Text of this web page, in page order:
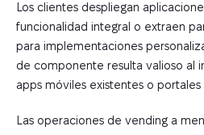
Los clientes despliegan
funcionalidad integral o extraen
para implementaciones
de componente resulta valioso al
apps móviles existentes o
Las operaciones de vending a